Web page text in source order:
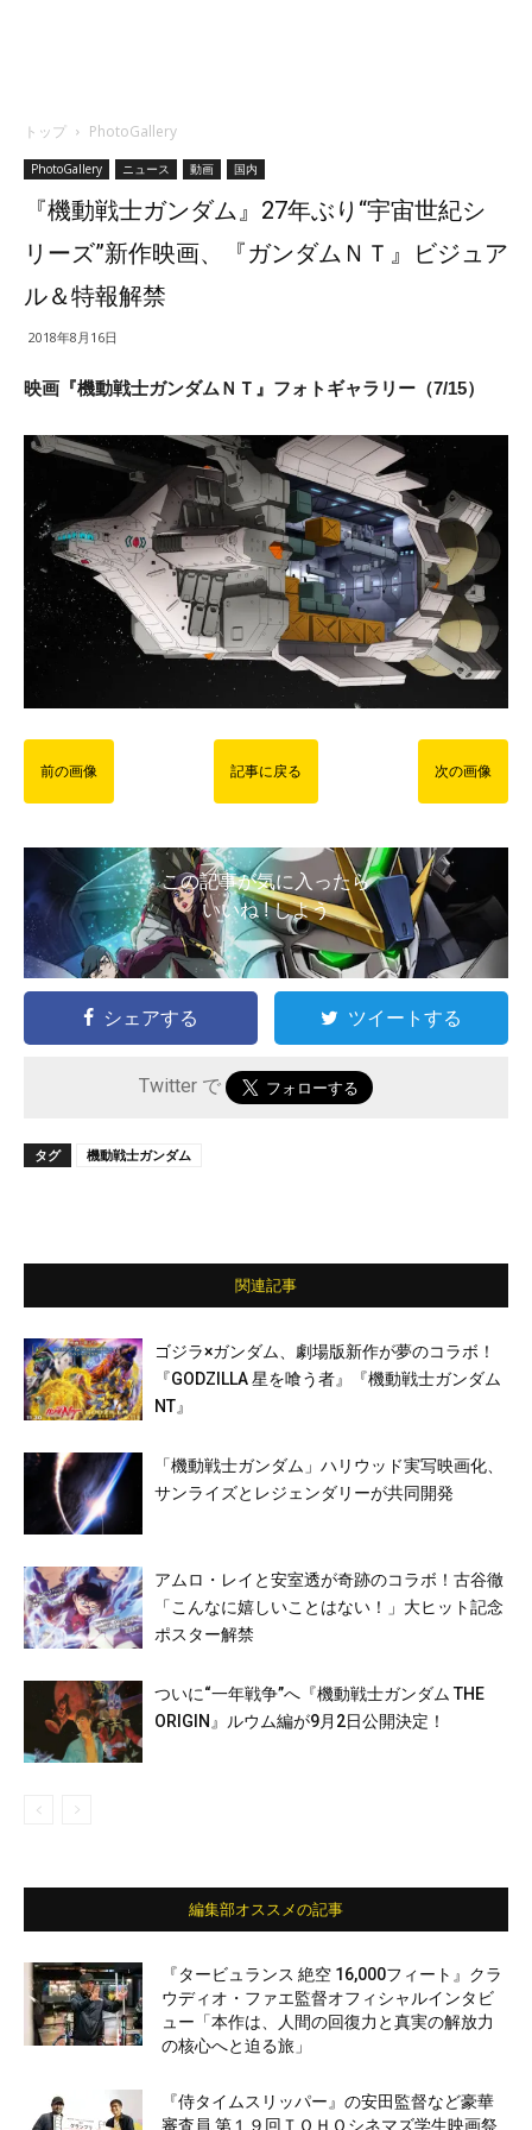
トップ PhotoGallery
PhotoGallery ニュース 動画 国内
『機動戦士ガンダム』27年ぶり“宇宙世紀シ
リーズ”新作映画、『ガンダムＮＴ』ビジュア
ル＆特報解禁
2018年8月16日
映画『機動戦士ガンダムＮＴ』フォトギャラリー（7/15）
前の画像 記事に戻る 次の画像
この記事が気に入ったら
いいね ! しよう
シェアする ツイートする
Twitter で
タグ 機動戦士ガンダム
関連記事
ゴジラ×ガンダム、劇場版新作が夢のコラボ！
『GODZILLA 星を喰う者』『機動戦士ガンダム
NT』
「機動戦士ガンダム」ハリウッド実写映画化、
サンライズとレジェンダリーが共同開発
アムロ・レイと安室透が奇跡のコラボ！古谷徹
「こんなに嬉しいことはない！」大ヒット記念
ポスター解禁
ついに“一年戦争”へ『機動戦士ガンダム THE
ORIGIN』ルウム編が9月2日公開決定！
編集部オススメの記事
『タービュランス 絶空 16,000フィート』クラ
ウディオ・ファエ監督オフィシャルインタビ
ュー「本作は、人間の回復力と真実の解放力
の核心へと迫る旅」
『侍タイムスリッパー』の安田監督など豪華
審査員 第１９回ＴＯＨＯシネマズ学生映画祭